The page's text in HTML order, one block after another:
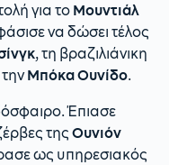
για το Μουντιάλ
να δώσει τέλος
, τη βραζιλιάνικη
τηνΜπόκα Ουνίδο.
Έπιασε
της Ουνιόν
ως υπηρεσιακός